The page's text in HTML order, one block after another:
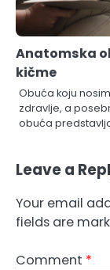
Anatomska
kičme
Obuća koju
zdravlje, a
obuća
Leave a
Your email
fields are
Comment *